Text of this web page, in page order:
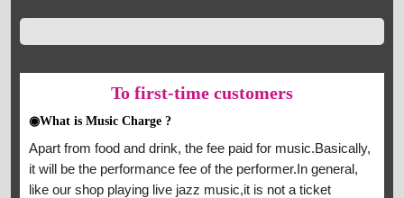
To first-time customers
◉What is Music Charge ?
Apart from food and drink, the fee paid for music.Basically,
it will be the performance fee of the performer.In general,
like our shop playing live jazz music,it is not a ticket